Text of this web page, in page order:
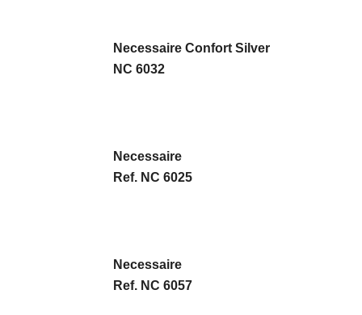
Necessaire Confort Silver
NC 6032
Necessaire
Ref. NC 6025
Necessaire
Ref. NC 6057